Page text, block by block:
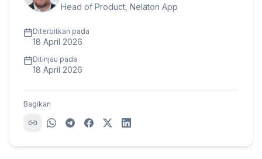
Head of Product, Nelaton App
Diterbitkan pada
18 April 2026
Ditinjau pada
18 April 2026
Bagikan